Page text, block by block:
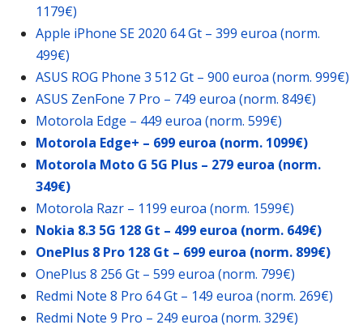
1179€)
Apple iPhone SE 2020 64 Gt – 399 euroa (norm.
499€)
ASUS ROG Phone 3 512 Gt – 900 euroa (norm. 999€)
ASUS ZenFone 7 Pro – 749 euroa (norm. 849€)
Motorola Edge – 449 euroa (norm. 599€)
Motorola Edge+ – 699 euroa (norm. 1099€)
Motorola Moto G 5G Plus – 279 euroa (norm.
349€)
Motorola Razr – 1199 euroa (norm. 1599€)
Nokia 8.3 5G 128 Gt – 499 euroa (norm. 649€)
OnePlus 8 Pro 128 Gt – 699 euroa (norm. 899€)
OnePlus 8 256 Gt – 599 euroa (norm. 799€)
Redmi Note 8 Pro 64 Gt – 149 euroa (norm. 269€)
Redmi Note 9 Pro – 249 euroa (norm. 329€)